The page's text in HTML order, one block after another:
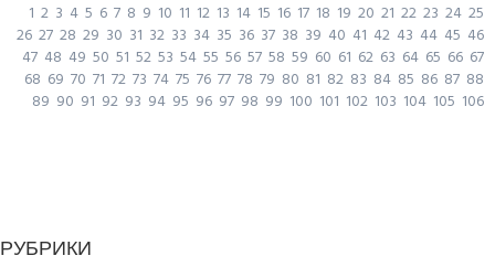
1 2 3 4 5 6 7 8 9 10 11 12 13 14 15 16 17 18 19 20 21 22 23 24 25
26 27 28 29 30 31 32 33 34 35 36 37 38 39 40 41 42 43 44 45 46
47 48 49 50 51 52 53 54 55 56 57 58 59 60 61 62 63 64 65 66 67
68 69 70 71 72 73 74 75 76 77 78 79 80 81 82 83 84 85 86 87 88
89 90 91 92 93 94 95 96 97 98 99 100 101 102 103 104 105 106
РУБРИКИ